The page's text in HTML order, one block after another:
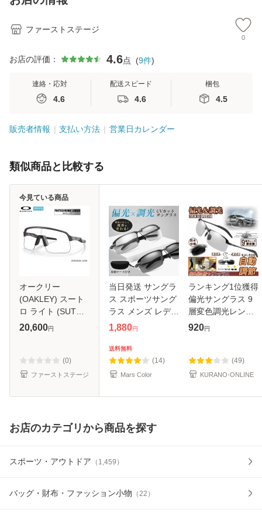
バッグ ゴルフ用品
フ
ファーストステージ
0
お店の評価： 4.6点 (9件)
連絡・応対
4.6
配送スピード
4.6
梱包
4.5
販売者情報 支払い方法 営業日カレンダー
類似商品と比較する
オークリー
(OAKLEY) スート
ロ ライト (SUTRO
LITE) 調光レンズ
Fit】(Clear To
Black Iridium
20,600円
(0)
ファーストステージ
今見ている商品
当日発送 サングラ
ス スポーツサング
ラス メンズ レディ
ース 偏光 調光 偏
機能 収納ケース 眼
鏡拭き 軽量 UVカ
ット
1,880円
送料無料
(14)
Mars Color
ランキング1位獲得
偏光サングラス 9
層変色調光レンズ
昼夜兼用 メンズ ス
線カット・超軽
量・運転など
920円
(49)
KURANO-ONLINE
お店のカテゴリから商品を探す
スポーツ・アウトドア （ 1,459 ）
バッグ・財布・ファッション小物 （22 ）